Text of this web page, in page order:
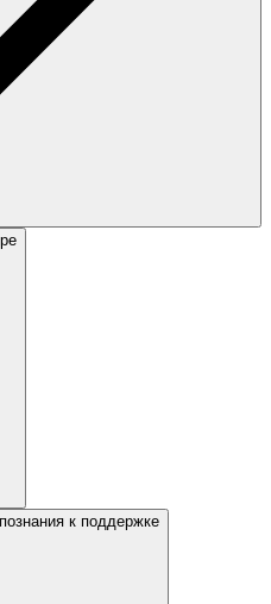
к поддержке